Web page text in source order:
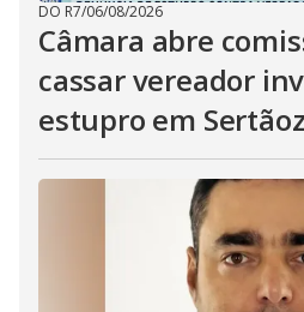
DO R7/06/08/2026
Câmara abre
cassar vereador
estupro em